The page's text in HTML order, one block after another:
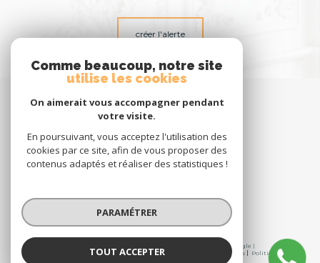
créer l'alerte
espace propriétaire
© 2026 | Tous droits réservés | Traduction powered by Google |
Nos honoraires
Plan du site Mentions légales Partenaires
Politique RGPD
Comme beaucoup, notre site
utilise les cookies
On aimerait vous accompagner pendant
votre visite.
En poursuivant, vous acceptez l'utilisation des
cookies par ce site, afin de vous proposer des
contenus adaptés et réaliser des statistiques !
PARAMÉTRER
TOUT ACCEPTER